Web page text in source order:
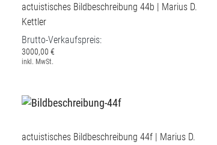
actuistisches Bildbeschreibung 44b | Marius D.
Kettler
Brutto-Verkaufspreis:
3000,00 €
inkl. MwSt.
actuistisches Bildbeschreibung 44f | Marius D.